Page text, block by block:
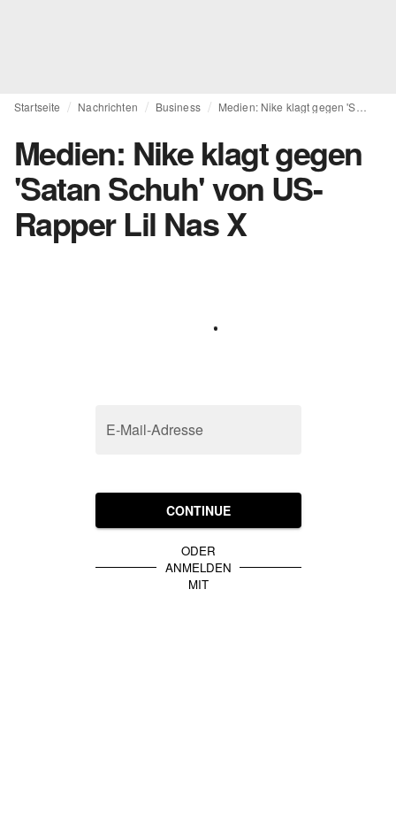
Startseite Nachrichten Business
Medien: Nike klagt gegen
'Satan Schuh' von US-
Rapper Lil Nas X
E-Mail-Adresse
CONTINUE
ODER
ANMELDEN
MIT